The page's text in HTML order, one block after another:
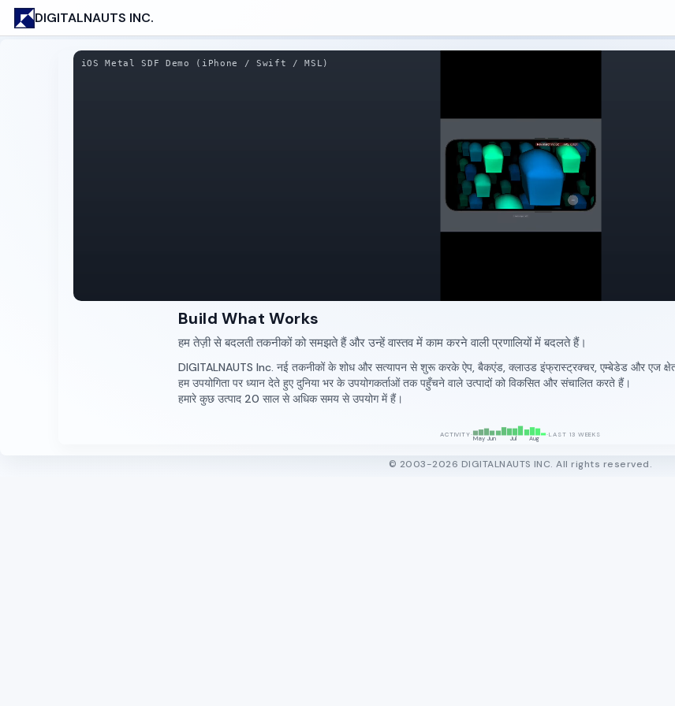
DIGITALNAUTS INC.
iOS Metal SDF Demo (iPhone / Swift / MSL)
Build What Works
हम तेज़ी से बदलती तकनीकों को समझते हैं और उन्हें वास्तव में काम करने वाली प्रणालियों में बदलते हैं।
DIGITALNAUTS Inc. नई तकनीकों के शोध और सत्यापन से शुरू करके ऐप, बैकएंड, क्लाउड इंफ्रास्ट्रक्चर, एम्बेडेड और एज
हम उपयोगिता पर ध्यान देते हुए दुनिया भर के उपयोगकर्ताओं तक पहुँचने वाले उत्पादों को विकसित और संचालित करते हैं।
हमारे कुछ उत्पाद 20 साल से अधिक समय से उपयोग में हैं।
ACTIVITY·▄▅▆▄▄▇▆▆ ▅▇▆
May Jun Jul Aug ·LAST 13 WEEKS
© 2003-2026 DIGITALNAUTS INC. All rights reserved.